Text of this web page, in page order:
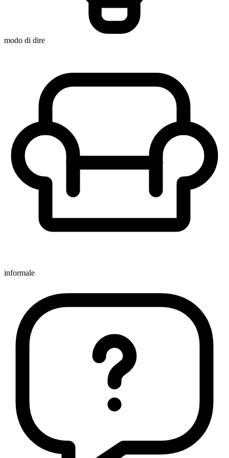
modo di dire
informale